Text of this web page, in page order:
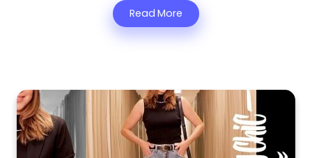
Read More